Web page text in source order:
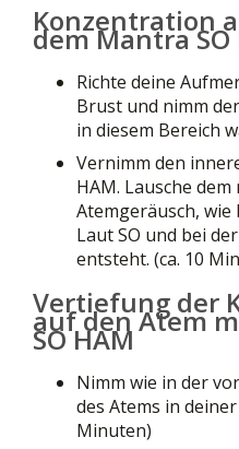
Konzentration
dem Mantra SO
Richte deine
Brust und nimm
in diesem Bereich
Vernimm den
HAM. Lausche
Atemgeräusch,
Laut SO und bei
entsteht. (ca. 10
Vertiefung der
auf den Atem
SO HAM
Nimm wie in der
des Atems in
Minuten)